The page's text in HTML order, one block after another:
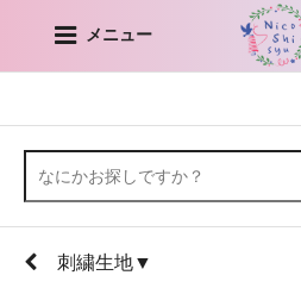
メニュー
刺繍生地▼